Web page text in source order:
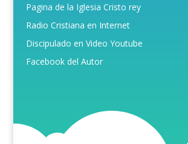
Pagina de la Iglesia Cristo rey
Radio Cristiana en Internet
Discipulado en Video Youtube
Facebook del Autor